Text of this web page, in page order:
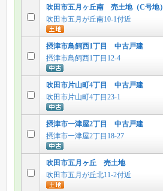
吹田市五月ヶ丘南 売土地（C号地）
吹田市五月が丘南10-1付近
摂津市鳥飼西1丁目 中古戸建
摂津市鳥飼西1丁目12-4
吹田市片山町4丁目 中古戸建
吹田市片山町4丁目23-1
摂津市一津屋2丁目 中古戸建
摂津市一津屋2丁目18-27
吹田市五月ヶ丘 売土地
吹田市五月が丘北11-2付近